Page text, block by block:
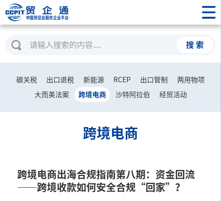
搜 索
碳关税 出口退税 新能源 RCEP 出口管制 两用物项
大而美法案 跨境电商 沙特阿拉伯 经贸活动
跨境电商
跨境电商出海合规指南第八期：资金回流
——跨境收款如何安全合规“回家”？